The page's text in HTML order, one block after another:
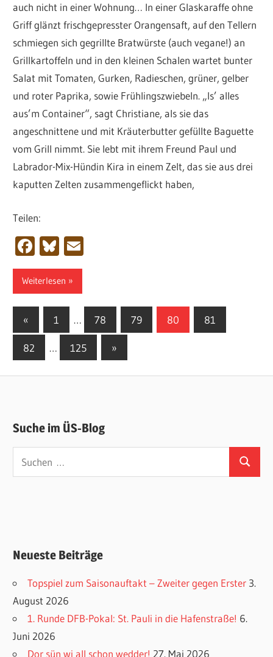
auch nicht in einer Wohnung… In einer Glaskaraffe ohne
Griff glänzt frischgepresster Orangensaft, auf den Tellern
schmiegen sich gegrillte Bratwürste (auch vegane!) an
Grillkartoffeln und in den kleinen Schalen wartet bunter
Salat mit Tomaten, Gurken, Radieschen, grüner, gelber
und roter Paprika, sowie Frühlingszwiebeln. „Is’ alles
aus’m Container“, sagt Christiane, als sie das
angeschnittene und mit Kräuterbutter gefüllte Baguette
vom Grill nimmt. Sie lebt mit ihrem Freund Paul und
Labrador-Mix-Hündin Kira in einem Zelt, das sie aus drei
kaputten Zelten zusammengeflickt haben,
Teilen:
Facebook
Bluesky
Weiterlesen
Seitennummerierung
der
Beiträge
« Vorherige
Beiträge
1 … 78 79 80 81
82 … 125
Nächste
Beiträge
»
Suche im ÜS-Blog
Suchen
Neueste Beiträge
Topspiel zum Saisonauftakt – Zweiter gegen Erster 3.
August 2026
1. Runde DFB-Pokal: St. Pauli in die Hafenstraße! 6.
Juni 2026
Dor sün wi all schon wedder! 27. Mai 2026